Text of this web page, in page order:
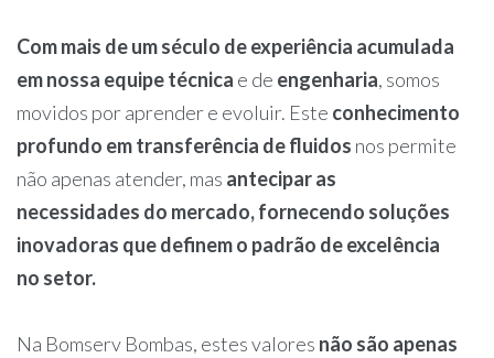
Com mais de um século de experiência acumulada
em nossa equipe técnica e de engenharia, somos
movidos por aprender e evoluir. Este conhecimento
profundo em transferência de fluidos nos permite
não apenas atender, mas antecipar as
necessidades do mercado, fornecendo soluções
inovadoras que definem o padrão de excelência
no setor.
Na Bomserv Bombas, estes valores não são apenas